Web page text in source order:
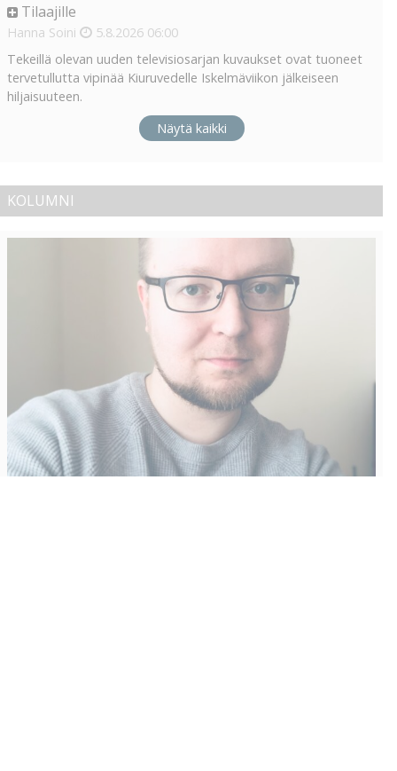
Tilaajille
Hanna Soini 5.8.2026 06:00
Tekeillä olevan uuden televisiosarjan kuvaukset ovat tuoneet
tervetullutta vipinää Kiuruvedelle Iskelmäviikon jälkeiseen
hiljaisuuteen.
Näytä kaikki
KOLUMNI